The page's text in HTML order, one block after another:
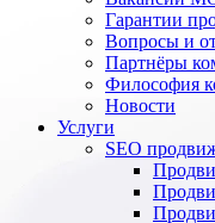
Гарантии
Вопросы и
Партнёры
Философия
Новости
Услуги
SEO